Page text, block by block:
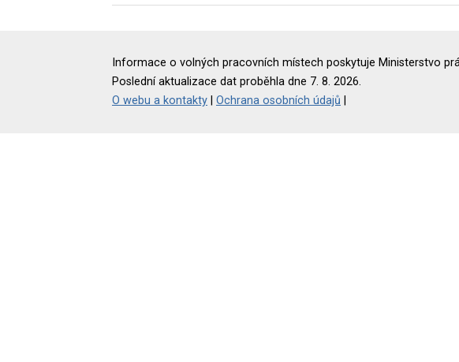
Informace o volných pracovních místech poskytuje Ministerstvo
Poslední aktualizace dat proběhla dne 7. 8. 2026.
O webu a kontakty
Ochrana osobních údajů